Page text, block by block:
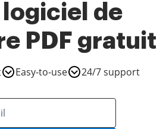
de
PDF gratuit
Easy-to-use 24/7 support